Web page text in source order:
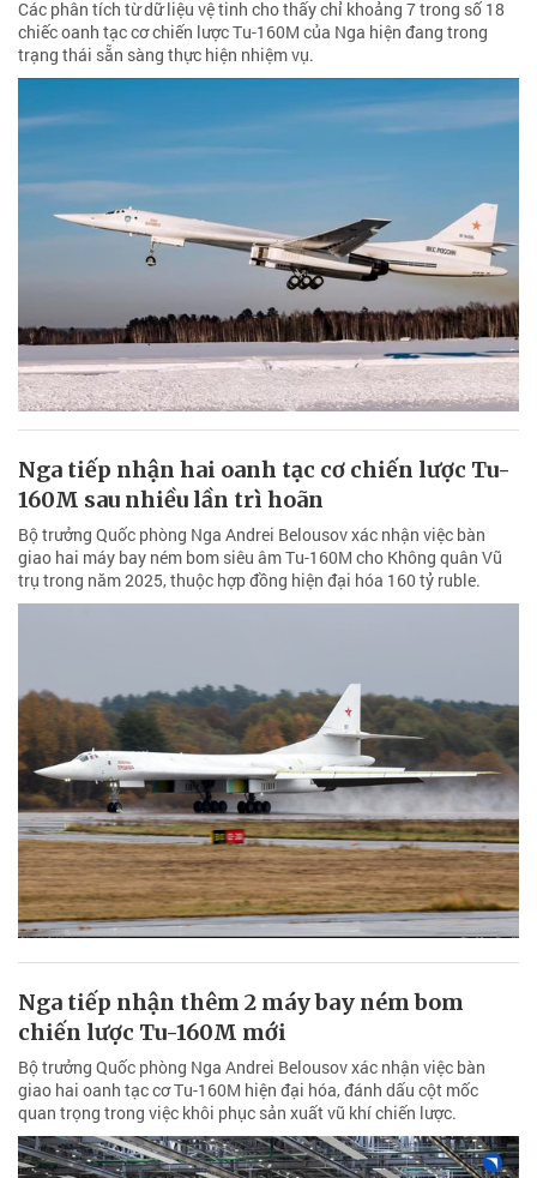
Các phân tích từ dữ liệu vệ tinh cho thấy chỉ khoảng 7 trong số 18
chiếc oanh tạc cơ chiến lược Tu-160M của Nga hiện đang trong
trạng thái sẵn sàng thực hiện nhiệm vụ.
Nga tiếp nhận hai oanh tạc cơ chiến lược Tu-
160M sau nhiều lần trì hoãn
Bộ trưởng Quốc phòng Nga Andrei Belousov xác nhận việc bàn
giao hai máy bay ném bom siêu âm Tu-160M cho Không quân Vũ
trụ trong năm 2025, thuộc hợp đồng hiện đại hóa 160 tỷ ruble.
Nga tiếp nhận thêm 2 máy bay ném bom
chiến lược Tu-160M mới
Bộ trưởng Quốc phòng Nga Andrei Belousov xác nhận việc bàn
giao hai oanh tạc cơ Tu-160M hiện đại hóa, đánh dấu cột mốc
quan trọng trong việc khôi phục sản xuất vũ khí chiến lược.